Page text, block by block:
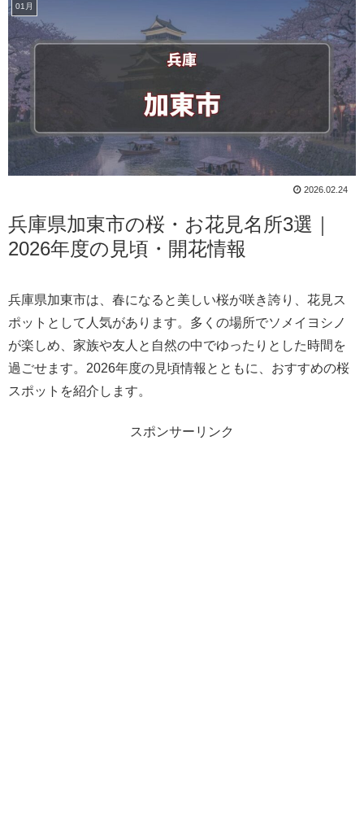
01月
2026.02.24
兵庫県加東市の桜・お花見名所3選｜
2026年度の見頃・開花情報
兵庫県加東市は、春になると美しい桜が咲き誇り、花見ス
ポットとして人気があります。多くの場所でソメイヨシノ
が楽しめ、家族や友人と自然の中でゆったりとした時間を
過ごせます。2026年度の見頃情報とともに、おすすめの桜
スポットを紹介します。
スポンサーリンク